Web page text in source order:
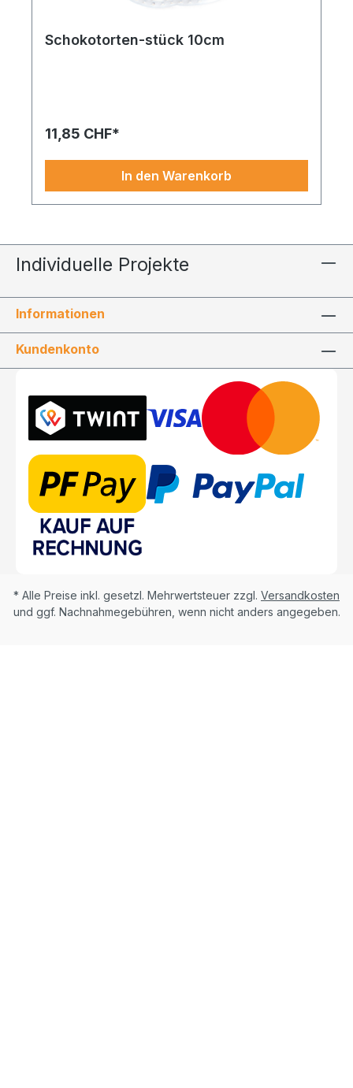
Schokotorten-stück 10cm
11,85 CHF*
In den Warenkorb
Individuelle Projekte
Informationen
Kundenkonto
* Alle Preise inkl. gesetzl. Mehrwertsteuer zzgl. Versandkosten
und ggf. Nachnahmegebühren, wenn nicht anders angegeben.